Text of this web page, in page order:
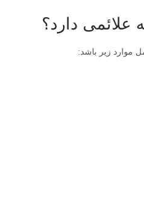
علائمی دارد؟
موارد زیر باشد: